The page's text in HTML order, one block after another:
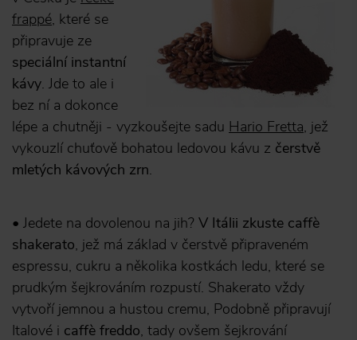
frappé, které se
připravuje ze
speciální instantní
kávy. Jde to ale i
bez ní a dokonce
lépe a chutněji - vyzkoušejte sadu Hario Fretta, jež
vykouzlí chuťově bohatou ledovou kávu z čerstvě
mletých kávových zrn.
• Jedete na dovolenou na jih? V Itálii zkuste caffè
shakerato, jež má základ v čerstvě připraveném
espressu, cukru a několika kostkách ledu, které se
prudkým šejkrováním rozpustí. Shakerato vždy
vytvoří jemnou a hustou cremu, Podobně připravují
Italové i caffè freddo, tady ovšem šejkrování